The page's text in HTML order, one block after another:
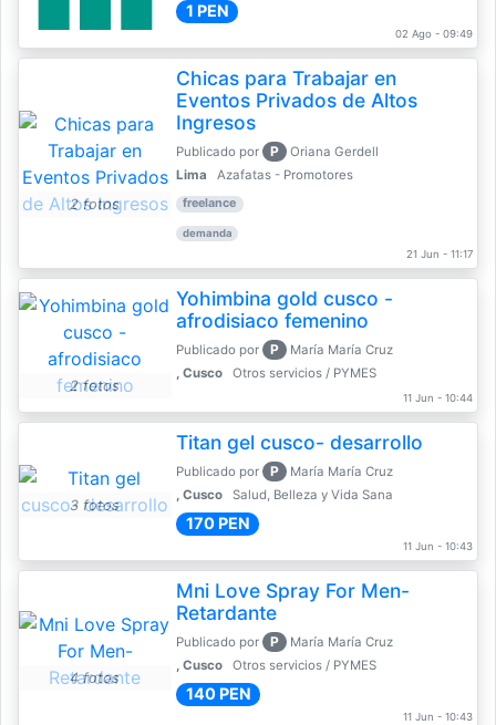
1 PEN
02 Ago - 09:49
2 fotos
Chicas para Trabajar en
Eventos Privados de Altos
Ingresos
Publicado por P
Oriana Gerdell
Lima
Azafatas - Promotores
freelance
demanda
21 Jun - 11:17
2 fotos
Yohimbina gold cusco -
afrodisiaco femenino
Publicado por P
María María Cruz
, Cusco
Otros servicios / PYMES
11 Jun - 10:44
3 fotos
Titan gel cusco- desarrollo
Publicado por P
María María Cruz
, Cusco
Salud, Belleza y Vida Sana
170 PEN
11 Jun - 10:43
4 fotos
Mni Love Spray For Men-
Retardante
Publicado por P
María María Cruz
, Cusco
Otros servicios / PYMES
140 PEN
11 Jun - 10:43